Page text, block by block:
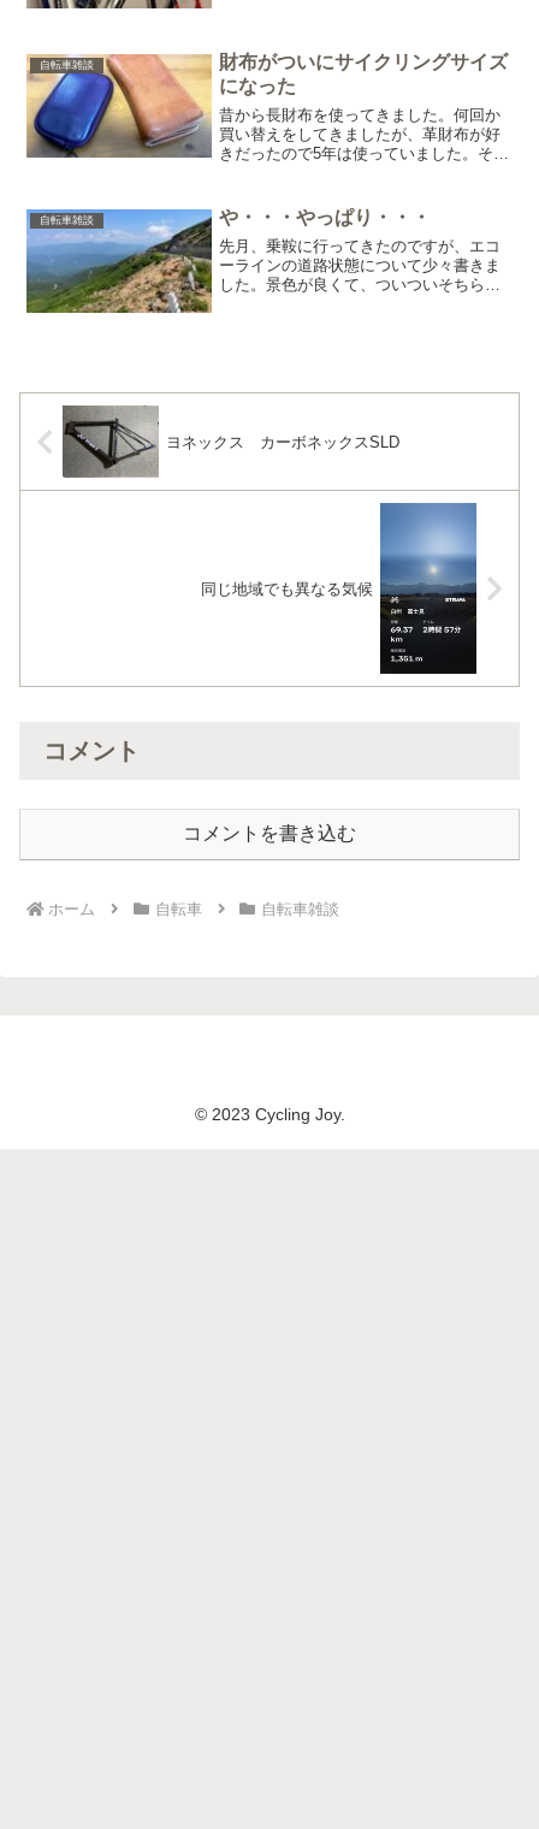
いくのかなと初めて考え...
自転車雑談
財布がついにサイクリングサイズ
になった
昔から長財布を使ってきました。何回か
買い替えをしてきましたが、革財布が好
きだったので5年は使っていました。それ
ろです。これはサイクリングで使ってい
るもの。Raphaのエ...
自転車雑談 や・・・やっぱり・・・
先月、乗鞍に行ってきたのですが、エコ
ーラインの道路状態について少々書きま
した。景色が良くて、ついついそちらに
ヨネックス カーボネックスSLD
同じ地域でも異なる気候
コメント
コメントを書き込む
ホーム 自転車 自転車雑談
© 2023 Cycling Joy.